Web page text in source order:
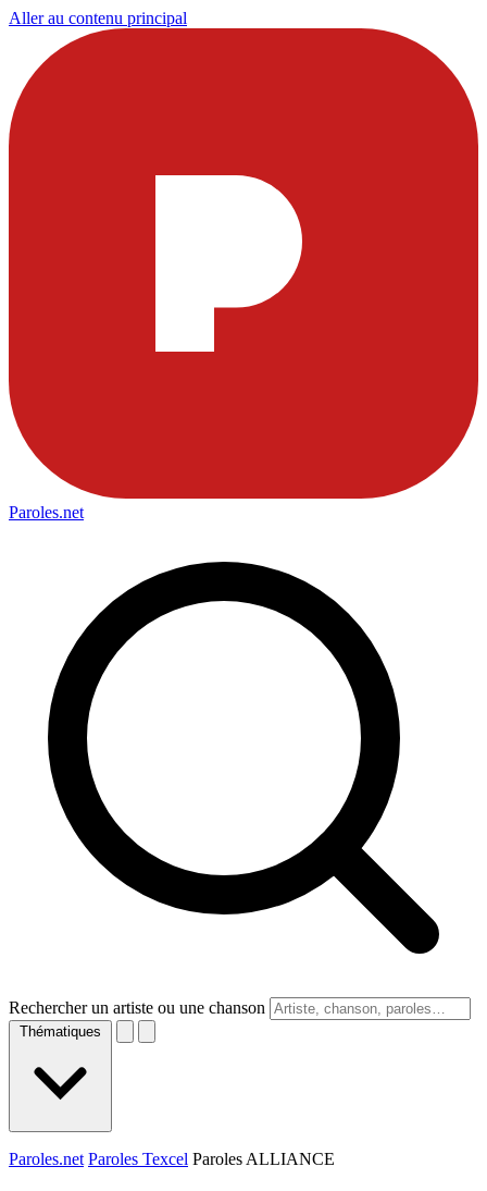
Aller au contenu principal
Paroles.net
Rechercher un artiste ou une chanson
Thématiques
Paroles.net Paroles Texcel Paroles ALLIANCE